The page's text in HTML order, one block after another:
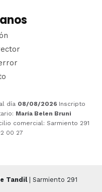
día 08/08/2026 Inscripto
María Belen Bruni
comercial: Sarmiento 291
00 27
Tandil| Sarmiento 291